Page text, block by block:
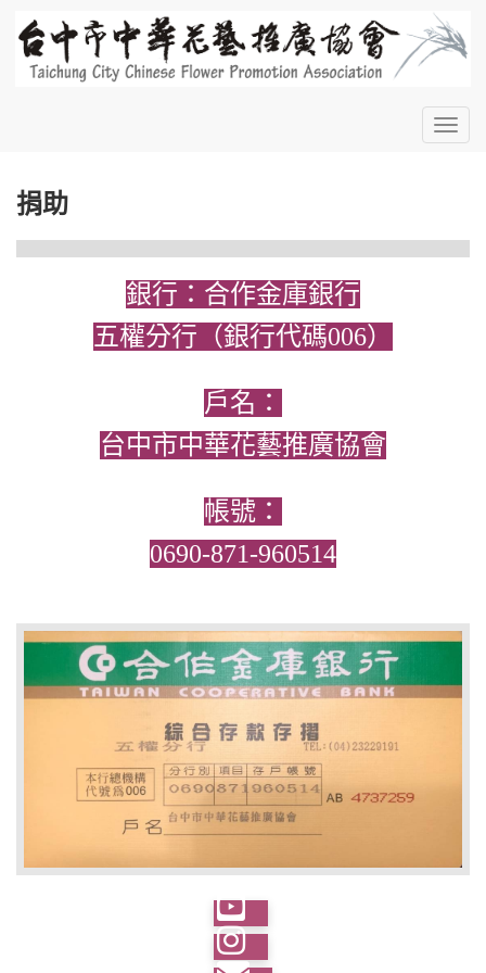
捐助
銀行：合作金庫銀行
五權分行（銀行代碼006）
戶名：
台中市中華花藝推廣協會
帳號：
0690-871-960514